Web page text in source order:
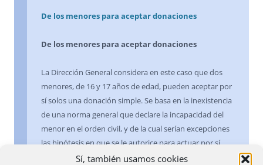
Sí, también usamos cookies
De los menores para aceptar donaciones
De los menores para aceptar donaciones
La Dirección General considera en este caso que dos
menores, de 16 y 17 años de edad, pueden aceptar por
sí solos una donación simple. Se basa en la inexistencia
de una norma general que declare la incapacidad del
menor en el orden civil, y de la cual serían excepciones
las hipótesis en que se le autorice para actuar por sí,
precisando que esa incapacidad no puede deducirse